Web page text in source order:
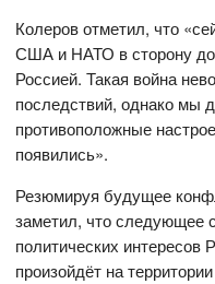
Колеров отметил, что
США и НАТО в сторону
Россией. Такая война
последствий, однако мы
противоположные
появились».
Резюмируя будущее
заметил, что следующее
политических интересов
произойдёт на